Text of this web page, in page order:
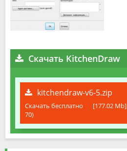
Скачать KitchenDraw
kitchendraw-v6-5.zip
Скачать бесплатно [177.02 Mb]
70)